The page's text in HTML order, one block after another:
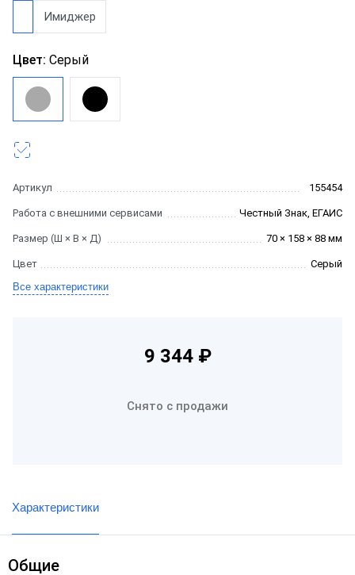
Имиджер
Цвет: Серый
Артикул 155454
Работа с внешними сервисами Честный Знак, ЕГАИС
Размер (Ш × В × Д) 70 × 158 × 88 мм
Цвет
Серый
Все характеристики
9 344 ₽
Снято с продажи
Характеристики
Общие